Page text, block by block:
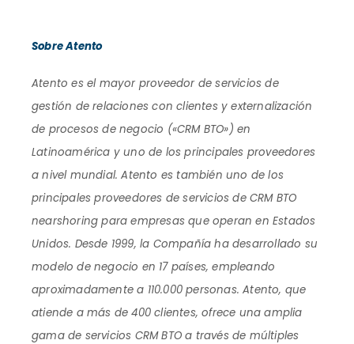
Sobre Atento
Atento es el mayor proveedor de servicios de
gestión de relaciones con clientes y externalización
de procesos de negocio («CRM BTO») en
Latinoamérica y uno de los principales proveedores
a nivel mundial. Atento es también uno de los
principales proveedores de servicios de CRM BTO
nearshoring para empresas que operan en Estados
Unidos. Desde 1999, la Compañía ha desarrollado su
modelo de negocio en 17 países, empleando
aproximadamente a 110.000 personas. Atento, que
atiende a más de 400 clientes, ofrece una amplia
gama de servicios CRM BTO a través de múltiples